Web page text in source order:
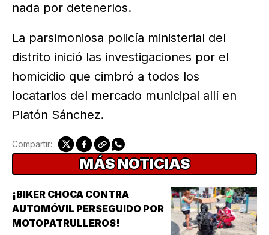
nada por detenerlos.
La parsimoniosa policía ministerial del
distrito inició las investigaciones por el
homicidio que cimbró a todos los
locatarios del mercado municipal allí en
Platón Sánchez.
Compartir:
MÁS NOTICIAS
¡BIKER CHOCA CONTRA
AUTOMÓVIL PERSEGUIDO POR
MOTOPATRULLEROS!